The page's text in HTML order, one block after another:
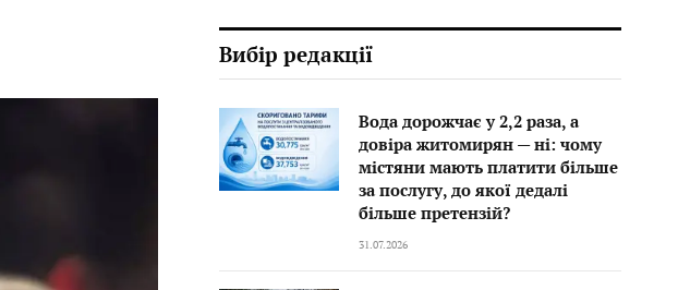
Вибір редакції
Вода дорожчає у 2,2 раза, а
довіра житомирян — ні: чому
містяни мають платити більше
за послугу, до якої дедалі
більше претензій?
31.07.2026